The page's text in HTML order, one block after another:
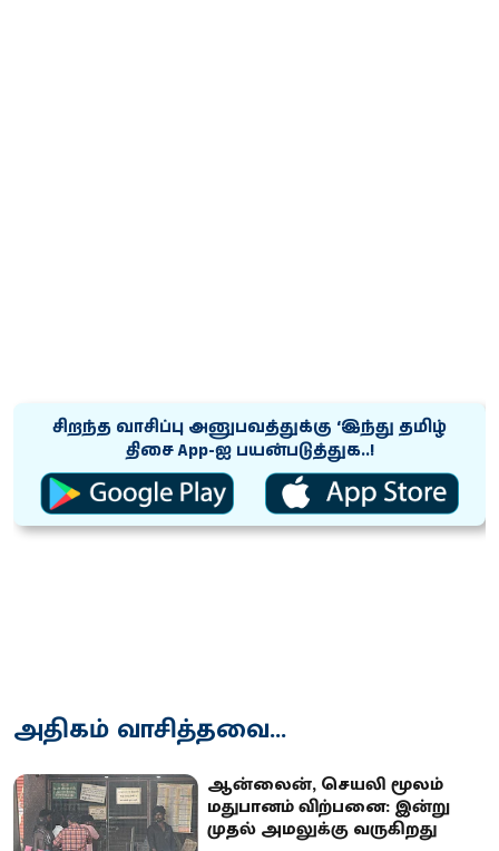
சிறந்த வாசிப்பு அனுபவத்துக்கு ‘இந்து தமிழ்
திசை App-ஐ பயன்படுத்துக..!
அதிகம் வாசித்தவை...
ஆன்லைன், செயலி மூலம்
மதுபானம் விற்பனை: இன்று
முதல் அமலுக்கு வருகிறது